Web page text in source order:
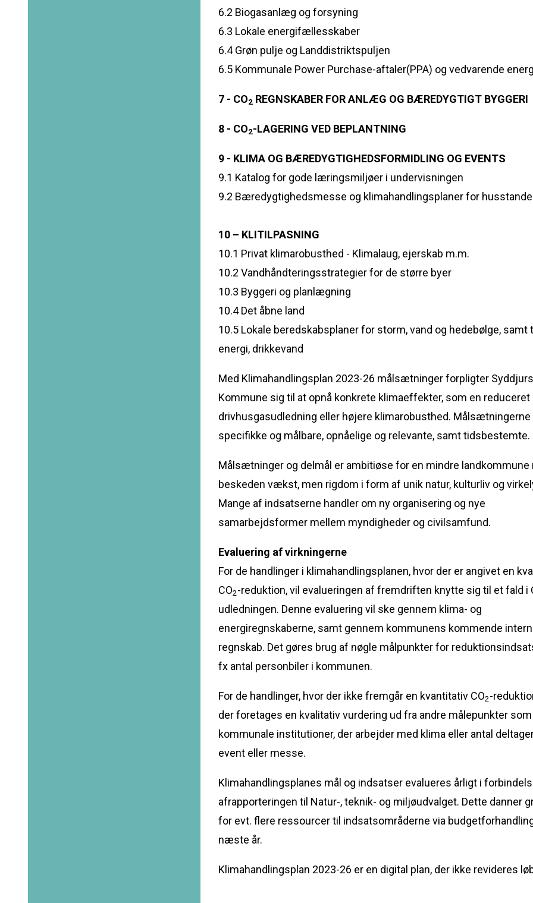
6.2 Biogasanlæg og forsyning
6.3 Lokale energifællesskaber
6.4 Grøn pulje og Landdistriktspuljen
6.5 Kommunale Power Purchase-aftaler(PPA) og vedvarende
7 - CO2 REGNSKABER FOR ANLÆG OG BÆREDYGTIGT BYGGERI
8 - CO2-LAGERING VED BEPLANTNING
9 - KLIMA OG BÆREDYGTIGHEDSFORMIDLING OG EVENTS
9.1 Katalog for gode læringsmiljøer i undervisningen
9.2 Bæredygtighedsmesse og klimahandlingsplaner for husstande
10 – KLITILPASNING
10.1 Privat klimarobusthed - Klimalaug, ejerskab m.m.
10.2 Vandhåndteringsstrategier for de større byer
10.3 Byggeri og planlægning
10.4 Det åbne land
10.5 Lokale beredskabsplaner for storm, vand og hedebølge, samt
energi, drikkevand
Med Klimahandlingsplan 2023-26 målsætninger forpligter Syddjurs
Kommune sig til at opnå konkrete klimaeffekter, som en reduceret
drivhusgasudledning eller højere klimarobusthed. Målsætningerne
specifikke og målbare, opnåelige og relevante, samt tidsbestemte.
Målsætninger og delmål er ambitiøse for en mindre landkommune
beskeden vækst, men rigdom i form af unik natur, kulturliv og
Mange af indsatserne handler om ny organisering og nye
samarbejdsformer mellem myndigheder og civilsamfund.
Evaluering af virkningerne
For de handlinger i klimahandlingsplanen, hvor der er angivet en
CO2-reduktion, vil evalueringen af fremdriften knytte sig til et fald i
udledningen. Denne evaluering vil ske gennem klima- og
energiregnskaberne, samt gennem kommunens kommende
regnskab. Det gøres brug af nøgle målpunkter for
fx antal personbiler i kommunen.
For de handlinger, hvor der ikke fremgår en kvantitativ CO2-
der foretages en kvalitativ vurdering ud fra andre målepunkter
kommunale institutioner, der arbejder med klima eller antal
event eller messe.
Klimahandlingsplanes mål og indsatser evalueres årligt i
afrapporteringen til Natur-, teknik- og miljøudvalget. Dette danner
for evt. flere ressourcer til indsatsområderne via
næste år.
Klimahandlingsplan 2023-26 er en digital plan, der ikke revideres